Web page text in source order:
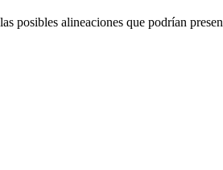
posibles alineaciones que podrían